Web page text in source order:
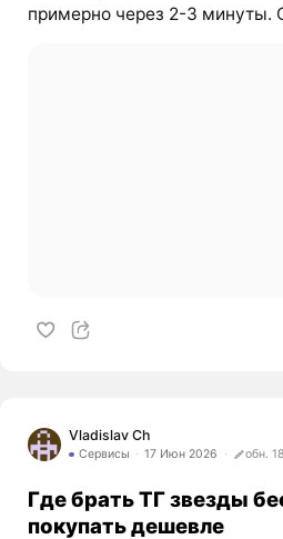
примерно через 2-3 минуты.
Vladislav Ch
Сервисы 17 Июн 2026 обн.
Где брать ТГ звезды
покупать дешевле